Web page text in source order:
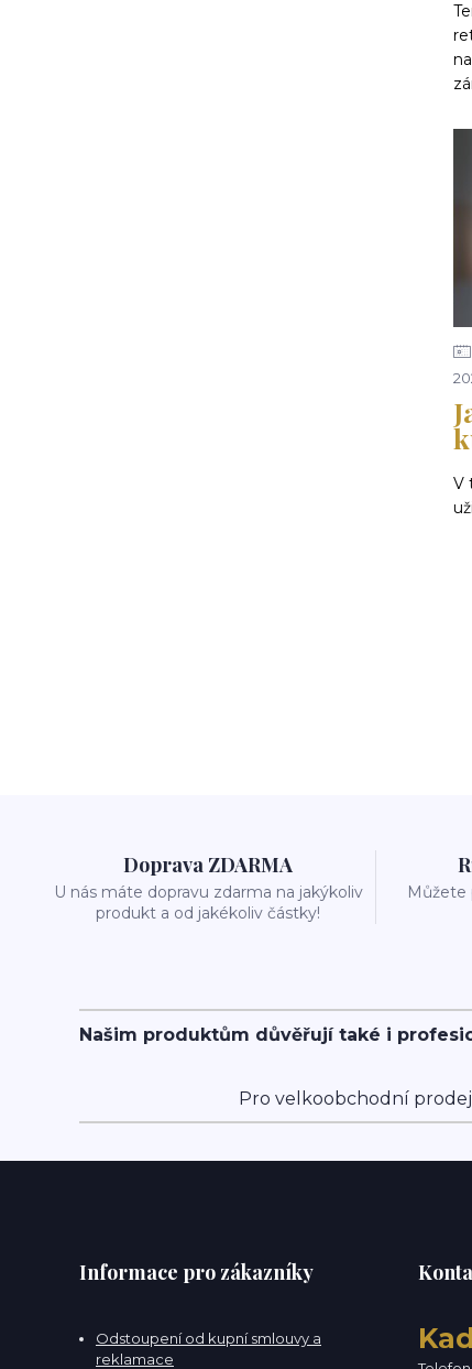
V
Doprava ZDARMA
U nás máte dopravu zdarma na jakýkoliv
produkt a od jakékoliv částky!
Můžete
Našim produktům důvěřují také i
Pro velkoobchodní prodej
Informace pro zákazníky
Odstoupení od kupní smlouvy a
reklamace